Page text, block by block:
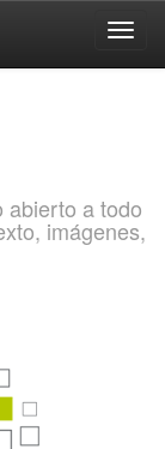
abierto a todo
imágenes,